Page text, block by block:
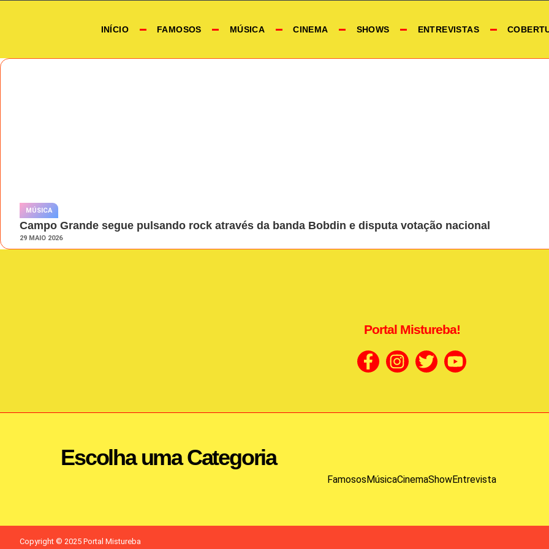
INÍCIO FAMOSOS MÚSICA CINEMA SHOWS ENTREVISTAS
MÚSICA
Campo Grande segue pulsando rock através da banda Bobdin e disputa votação nacional
29 MAIO 2026
Portal Mistureba!
Escolha uma Categoria
Famosos MúsicaCinemaShowEntrevista
Copyright © 2025 Portal Mistureba